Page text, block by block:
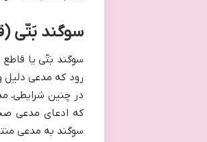
سوگند بَتّی
سوگند بَتّی یا
رود که مدعی دلیل
در چنین شرایطی،
که ادعای مدعی
سوگند به مدعی